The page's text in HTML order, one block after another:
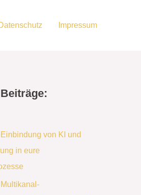
Impressum
von KI und
in eure